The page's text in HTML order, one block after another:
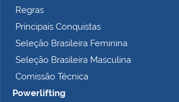
Regras
Principais Conquistas
Seleção Brasileira Feminina
Seleção Brasileira Masculina
Comissão Técnica
Powerlifting